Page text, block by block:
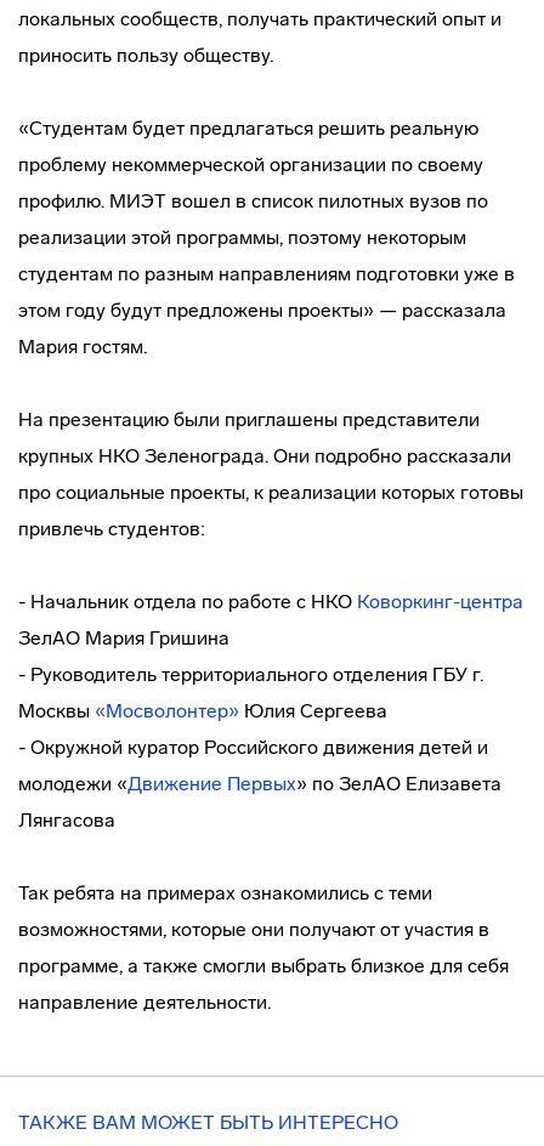
локальных сообществ, получать практический опыт и
приносить пользу обществу.
«Студентам будет предлагаться решить реальную
проблему некоммерческой организации по своему
профилю. МИЭТ вошел в список пилотных вузов по
реализации этой программы, поэтому некоторым
студентам по разным направлениям подготовки уже в
этом году будут предложены проекты» — рассказала
Мария гостям.
На презентацию были приглашены представители
крупных НКО Зеленограда. Они подробно рассказали
про социальные проекты, к реализации которых готовы
привлечь студентов:
- Начальник отдела по работе с НКО Коворкинг-центра
ЗелАО Мария Гришина
- Руководитель территориального отделения ГБУ г.
Москвы «Мосволонтер» Юлия Сергеева
- Окружной куратор Российского движения детей и
молодежи «Движение Первых» по ЗелАО Елизавета
Лянгасова
Так ребята на примерах ознакомились с теми
возможностями, которые они получают от участия в
программе, а также смогли выбрать близкое для себя
направление деятельности.
ТАКЖЕ ВАМ МОЖЕТ БЫТЬ ИНТЕРЕСНО